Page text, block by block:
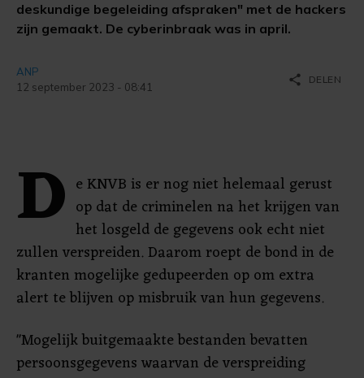
deskundige begeleiding afspraken" met de hackers
zijn gemaakt. De cyberinbraak was in april.
ANP
12 september 2023 - 08:41
share DELEN
D e KNVB is er nog niet helemaal gerust
op dat de criminelen na het krijgen van
het losgeld de gegevens ook echt niet
zullen verspreiden. Daarom roept de bond in de
kranten mogelijke gedupeerden op om extra
alert te blijven op misbruik van hun gegevens.
"Mogelijk buitgemaakte bestanden bevatten
persoonsgegevens waarvan de verspreiding